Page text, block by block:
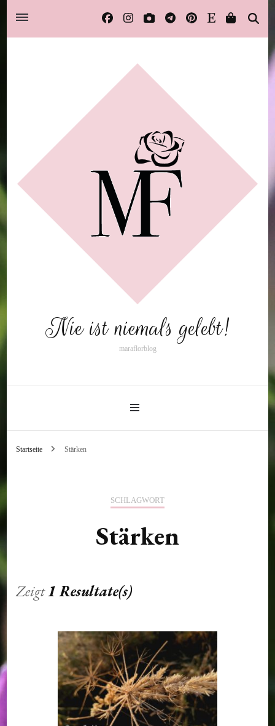
Nie ist niemals gelebt!
maraflorblog
Startseite Stärken
SCHLAGWORT
Stärken
Zeigt1 Resultate(s)